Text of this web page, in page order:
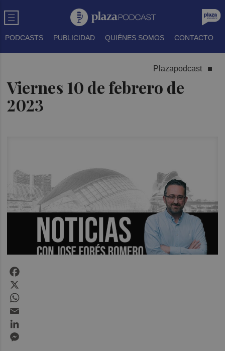
PODCASTS PUBLICIDAD QUIÉNES SOMOS CONTACTO
Plazapodcast
Viernes 10 de febrero de
2023